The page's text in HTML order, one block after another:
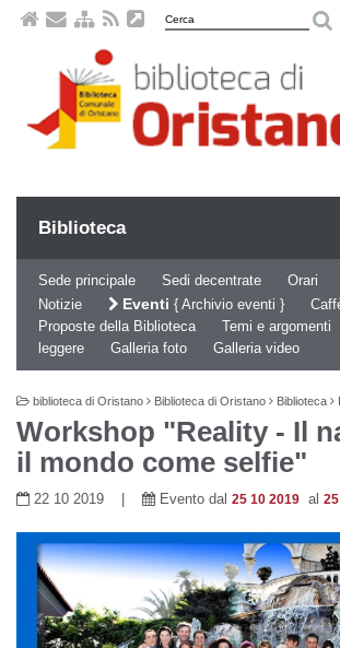
Biblioteca
Sede principale Sedi decentrate Orari
Notizie
Eventi Archivio eventi
Proposte della Biblioteca
Temi e argomenti
leggere
Galleria foto Galleria video
biblioteca di Oristano Biblioteca di Oristano Biblioteca
Workshop "Reality - Il
il mondo come selfie"
22 10 2019 | Evento dal 25 10 2019 al